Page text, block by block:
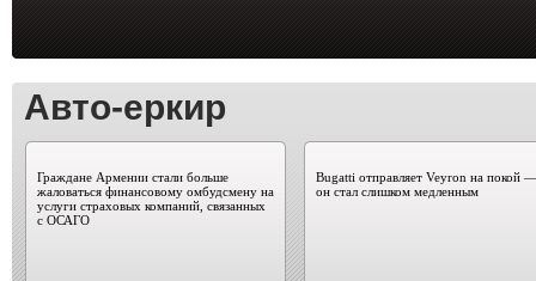
Авто-еркир
Граждане Армении стали больше
жаловаться финансовому омбудсмену на
услуги страховых компаний, связанных
с ОСАГО
Bugatti отправляет Veyron на покой —
он стал слишком медленным